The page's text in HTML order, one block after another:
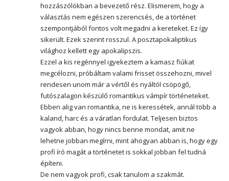
hozzászólókban a bevezető rész. Elismerem, hogy a
választás nem egészen szerencsés, de a történet
szempontjából fontos volt megadni a kereteket. Ez így
sikerült. Ezek szerint rosszul. A posztapokaliptikus
világhoz kellett egy apokalipszis.
Ezzel a kis regénnyel igyekeztem a kamasz fiúkat
megcélozni, próbáltam valami frisset összehozni, mivel
rendesen unom már a vértől és nyáltól csöpögő,
futószalagon készülő romantikus vámpír történeteket.
Ebben alig van romantika, ne is keressétek, annál több a
kaland, harc és a váratlan fordulat. Teljesen biztos
vagyok abban, hogy nincs benne mondat, amit ne
lehetne jobban megírni, mint ahogyan abban is, hogy egy
profi író magát a történetet is sokkal jobban fel tudná
építeni.
De nem vagyok profi, csak tanulom a szakmát.